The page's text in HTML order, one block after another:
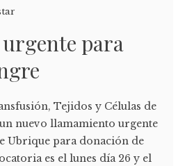
para
Tejidos y Células de
nuevo llamamiento urgente
Ubrique para donación de
es el lunes día 26 y el